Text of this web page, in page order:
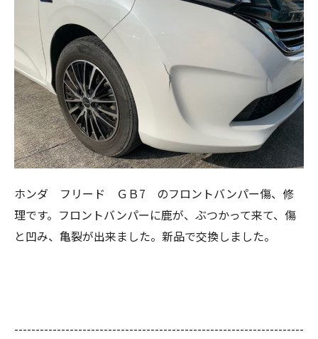
ホンダ フリード ＧＢ7 のフロントバンパー傷、修
理です。フロントバンパーに鹿が、ぶつかって来て、傷
と凹み、亀裂が出来ました。新品で交換しました。
--------------------------------------------------------------------